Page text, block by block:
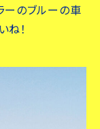
ーのブルーの車
ね！